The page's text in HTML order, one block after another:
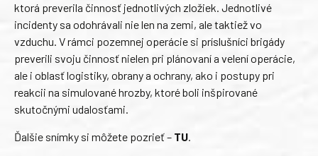
ktorá preverila činnosť jednotlivých zložiek. Jednotlivé
incidenty sa odohrávali nie len na zemi, ale taktiež vo
vzduchu. V rámci pozemnej operácie si príslušníci brigády
preverili svoju činnosť nielen pri plánovaní a velení operácie,
ale i oblasť logistiky, obrany a ochrany, ako i postupy pri
reakcii na simulované hrozby, ktoré boli inšpirované
skutočnými udalosťami.
Ďalšie snímky si môžete pozrieť – TU